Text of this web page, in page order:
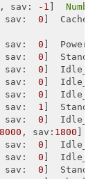
, sav : -1 ]
sav : 0 ]  Cache
sav : 0 ]  Power
sav : 0 ]
sav : 0 ]  Idle_c
sav : 0 ]  Idle_b
sav : 0 ]  Idle_a
sav : 1 ]
sav : 0 ]
, sav : 1800 ]
sav : 0 ]
sav : 0 ]
sav : 0 ]